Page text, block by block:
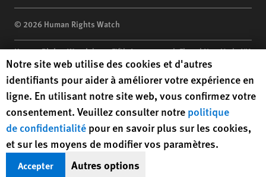
© 2026 Human Rights Watch
Human Rights Watch| 350 Fifth Avenue, 34th Floor | New York,NY
10118-3299USA |t1.212.290.4700
Human Rights Watchis a 501(C)(3) nonprofit registered in the US
under EIN: 13-2875808
Human Rights Watch cookie preferences
Notre site web utilise des cookies et d'autres
identifiants pour aider à améliorer votre expérience en
ligne. En utilisant notre site web, vous confirmez votre
consentement. Veuillez consulter notre politique
de confidentialité pour en savoir plus sur les cookies,
et sur les moyens de modifier vos paramètres.
Accepter Autres options